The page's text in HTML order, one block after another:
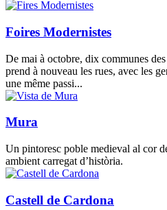
Foires Modernistes
De mai à octobre, dix communes
prend à nouveau les rues, avec les
une même passi...
Mura
Un pintoresc poble medieval al cor
ambient carregat d’història.
Castell de Cardona